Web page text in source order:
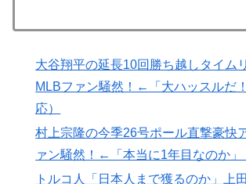
に海外がびっくり仰天
獲得に動き出して海外大騒ぎ！（海外
韓国人「韓国人が日本のラーメンについ
ることがこちら…」→「えっ？？？？？
韓国の反応
▶ 【海外の反応】“新タナスコ”のディアス
大谷翔平の延長10回勝ち越しタイム
MLBファン騒然！←「大ハッスルだ
応）
村上宗隆の今季26号ポール直撃豪快
ァン騒然！←「本当に1年目なのか」
トルコ人「日本人まで獲るのか」上